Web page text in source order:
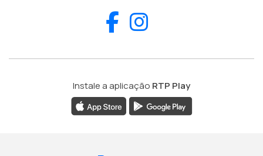
Facebook
Instale a aplicação RTP Play